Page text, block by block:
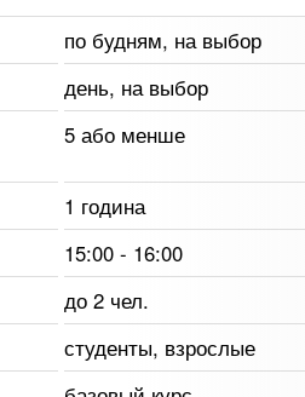
по будням, на выбор
день, на выбор
5 або менше
1 година
15:00 - 16:00
до 2 чел.
студенты, взрослые